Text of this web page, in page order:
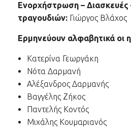
Ενορχήστρωση – Διασκευές
τραγουδιών: Γιώργος Βλάχος
Ερμηνεύουν αλφαβητικά οι
Κατερίνα Γεωργάκη
Νότα Δαρμανή
Αλέξανδρος Δαρμανής
Βαγγέλης Ζήκος
Παντελής Κοντός
Μιχάλης Κουμαριανός